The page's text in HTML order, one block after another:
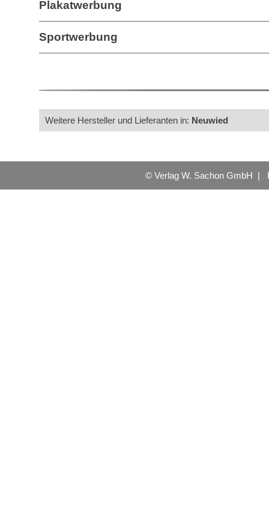
Plakatwerbung
Sportwerbung
Weitere Hersteller und Lieferanten in: Neuwied
© Verlag W. Sachon GmbH |